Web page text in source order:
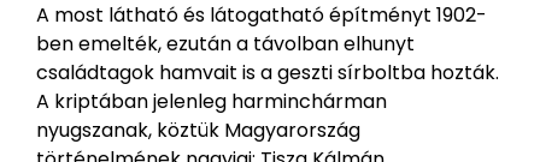
A most látható és látogatható építményt 1902-
ben emelték, ezután a távolban elhunyt
családtagok hamvait is a geszti sírboltba hozták.
A kriptában jelenleg harminchárman
nyugszanak, köztük Magyarország